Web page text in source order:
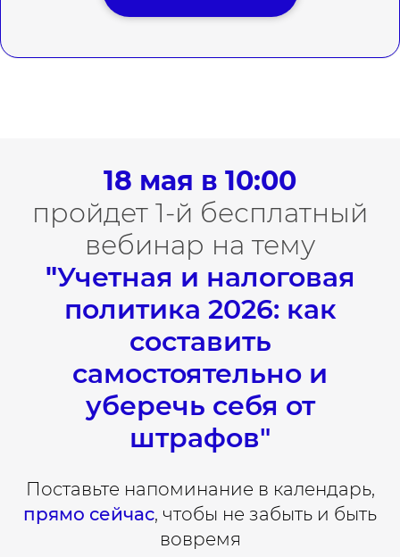
18 мая в 10:00
пройдет 1-й бесплатный
вебинар на тему
"Учетная и налоговая
политика 2026: как
составить
самостоятельно и
уберечь себя от
штрафов"
Поставьте напоминание в календарь,
прямо сейчас, чтобы не забыть и быть
вовремя